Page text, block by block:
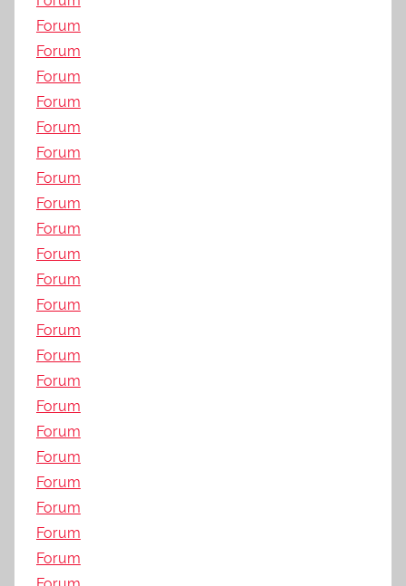
Forum
Forum
Forum
Forum
Forum
Forum
Forum
Forum
Forum
Forum
Forum
Forum
Forum
Forum
Forum
Forum
Forum
Forum
Forum
Forum
Forum
Forum